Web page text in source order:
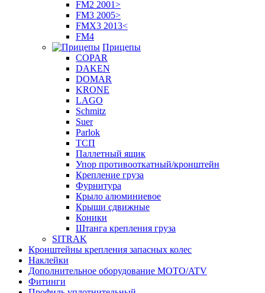
FM2 2001>
FM3 2005>
FMX3 2013<
FM4
Прицепы
COPAR
DAKEN
DOMAR
KRONE
LAGO
Schmitz
Suer
Parlok
ТСП
Паллетный ящик
Упор противооткатный/кронштейн
Крепление груза
Фурнитура
Крыло алюминиевое
Крыши сдвижные
Коники
Штанга крепления груза
SITRAK
Кронштейны крепления запасных колес
Наклейки
Дополнительное оборудование MOTO/ATV
Фитинги